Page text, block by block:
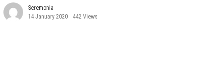
Seremonia
14 January 2020
442 Views